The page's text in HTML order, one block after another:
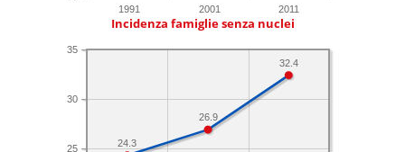
1991 2001 2011
Incidenza famiglie senza nuclei
25
30
35
32.4
26.9
24.3